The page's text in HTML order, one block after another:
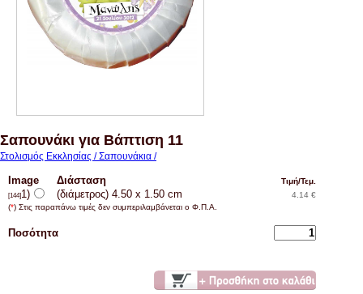
Σαπουνάκι για Βάπτιση 11
Στολισμός Εκκλησίας / Σαπουνάκια /
Image Διάσταση Τιμή/Τεμ.
[144] 1) (διάμετρος) 4.50 x 1.50 cm
4.14 €
(*) Στις παραπάνω τιμές δεν συμπεριλαμβάνεται ο Φ.Π.Α.
Ποσότητα